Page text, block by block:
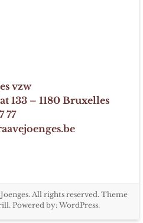
vzw
133 – 1180 Bruxelles
77
. All rights reserved. Theme
Powered by:WordPress.